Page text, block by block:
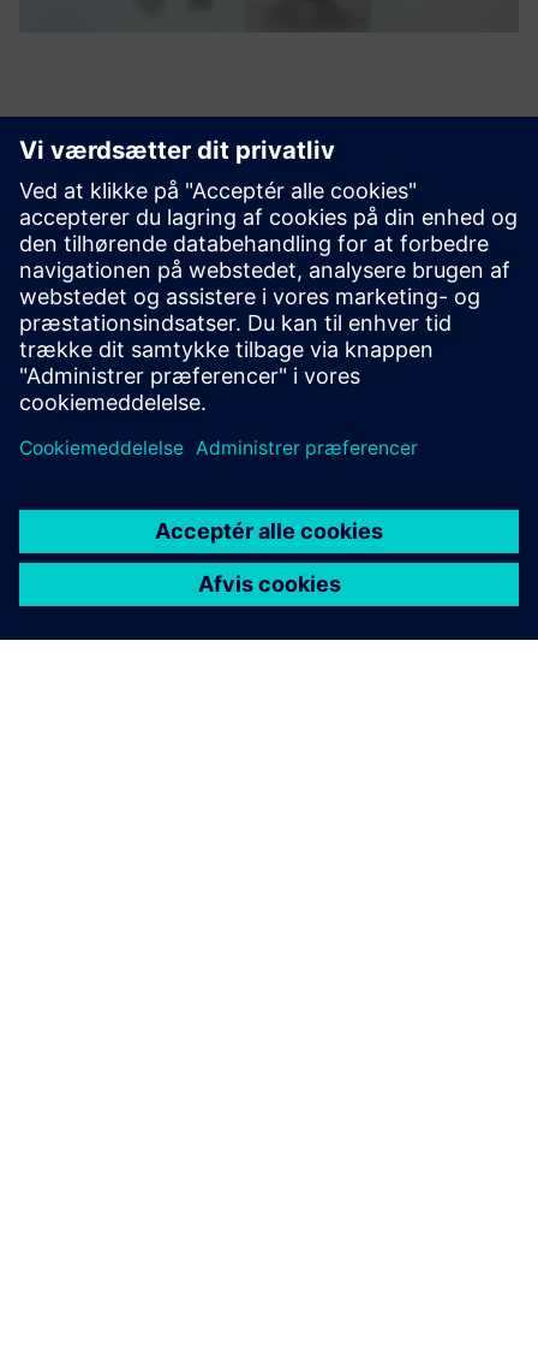
Opdag mulighederne
Kontakt os